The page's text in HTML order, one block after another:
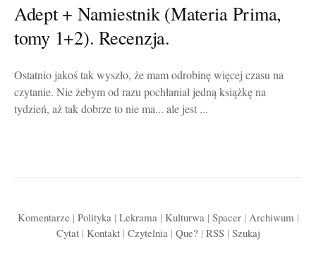
Adept + Namiestnik (Materia Prima,
tomy 1+2). Recenzja.
Ostatnio jakoś tak wyszło, że mam odrobinę więcej czasu na
czytanie. Nie żebym od razu pochłaniał jedną książkę na
tydzień, aż tak dobrze to nie ma... ale jest ...
Komentarze | Polityka| Lekrama| Kulturwa| Spacer| Archiwum |
Cytat| Kontakt| Czytelnia| Que? | RSS| Szukaj